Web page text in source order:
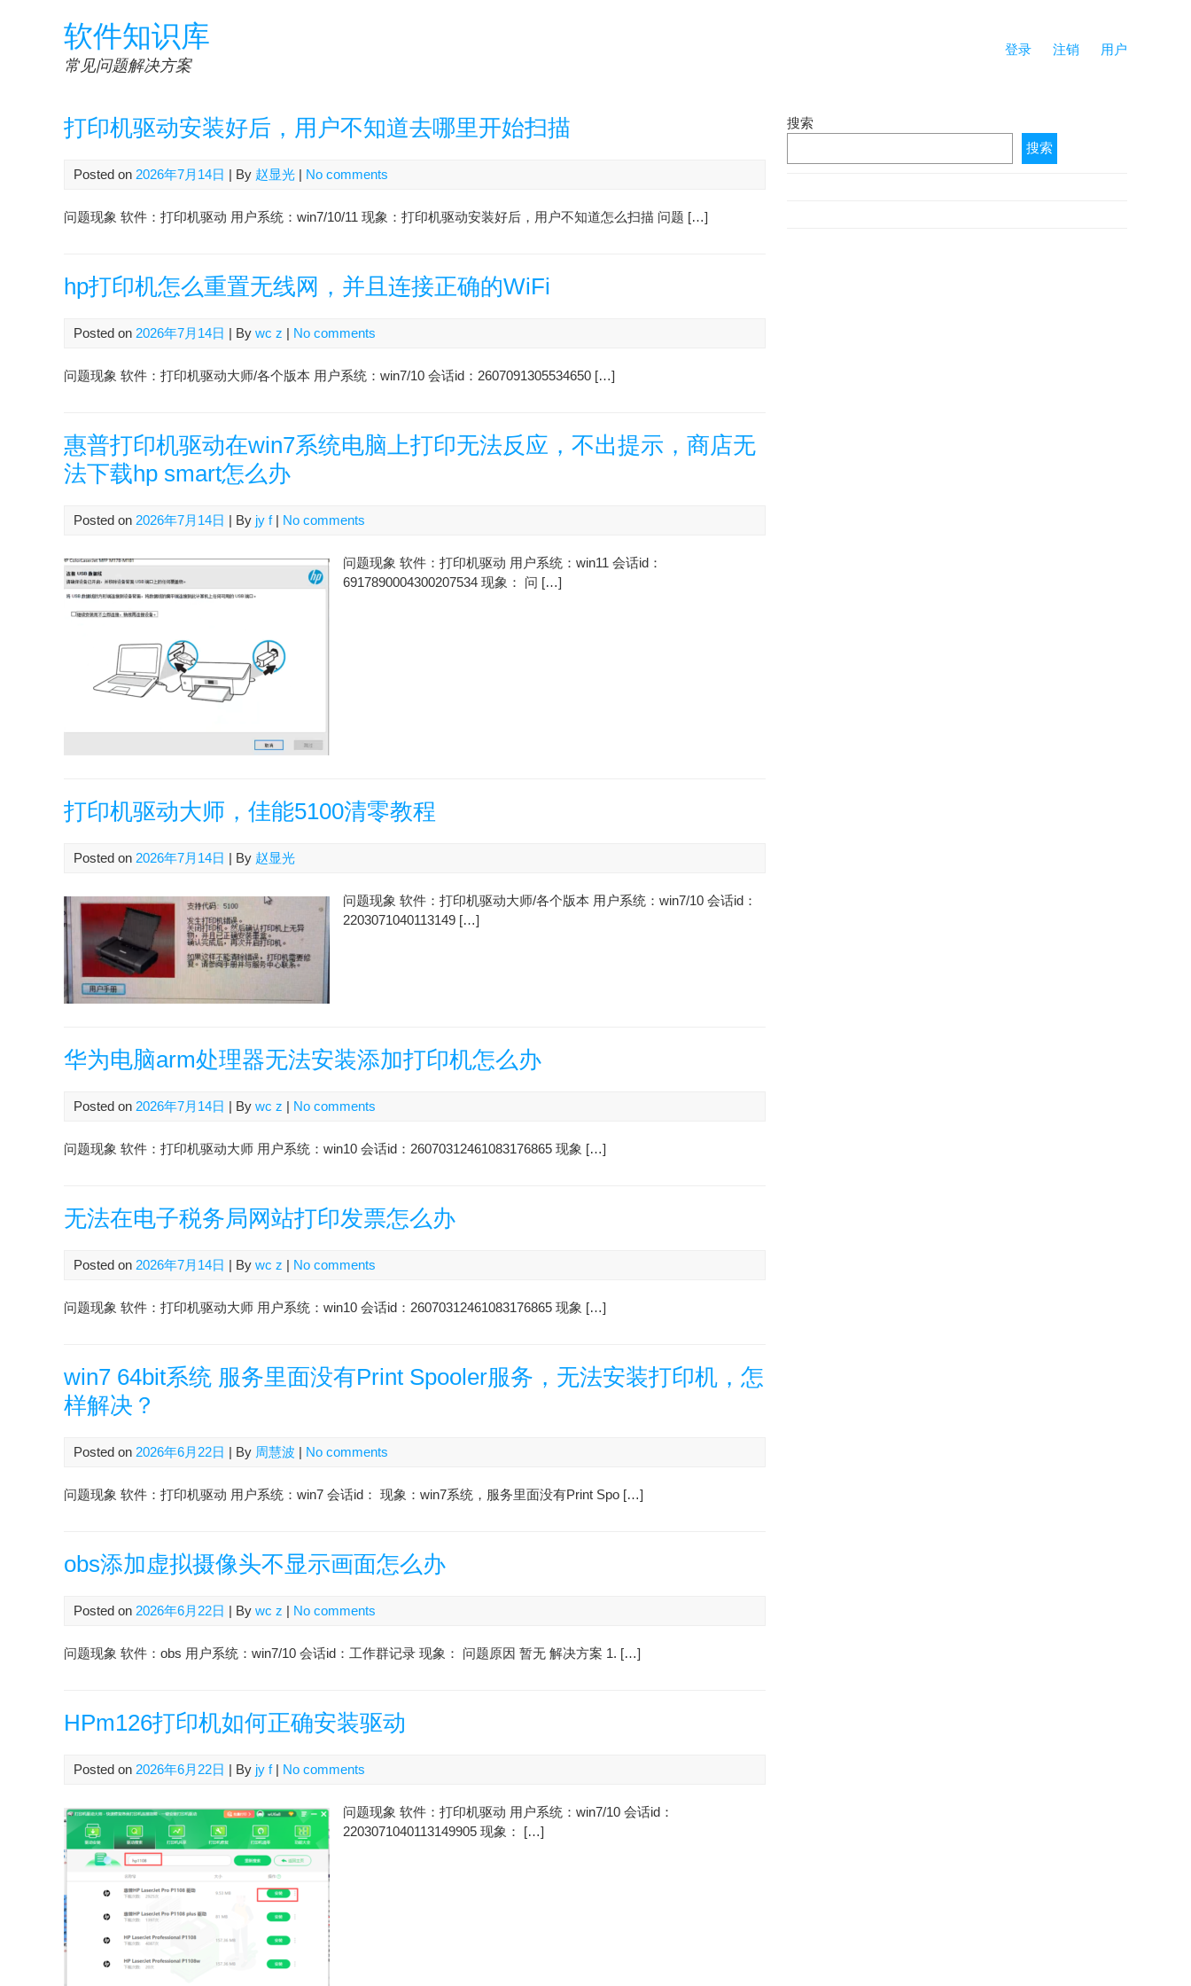
软件知识库
常见问题解决方案
登录 注销 用户
打印机驱动安装好后，用户不知道去哪里开始扫描
Posted on 2026年7月14日 | By 赵显光 | No comments
问题现象 软件：打印机驱动 用户系统：win7/10/11 现象：打印机驱动安装好后，用户不知道怎么扫描 问题 […]
hp打印机怎么重置无线网，并且连接正确的WiFi
Posted on 2026年7月14日 | By wc z | No comments
问题现象 软件：打印机驱动大师/各个版本 用户系统：win7/10 会话id：2607091305534650 […]
惠普打印机驱动在win7系统电脑上打印无法反应，不出提示，商店无
法下载hp smart怎么办
Posted on 2026年7月14日 | By jy f| No comments
问题现象 软件：打印机驱动 用户系统：win11 会话id：
6917890004300207534 现象： 问 […]
打印机驱动大师，佳能5100清零教程
Posted on 2026年7月14日 | By 赵显光
问题现象 软件：打印机驱动大师/各个版本 用户系统：win7/10 会话id：
2203071040113149 […]
华为电脑arm处理器无法安装添加打印机怎么办
Posted on 2026年7月14日 | By wc z | No comments
问题现象 软件：打印机驱动大师 用户系统：win10 会话id：26070312461083176865 现象 […]
无法在电子税务局网站打印发票怎么办
Posted on 2026年7月14日 | By wc z | No comments
问题现象 软件：打印机驱动大师 用户系统：win10 会话id：26070312461083176865 现象 […]
win7 64bit系统 服务里面没有Print Spooler服务，无法安装打印机，怎
样解决？
Posted on 2026年6月22日 | By 周慧波 | No comments
问题现象 软件：打印机驱动 用户系统：win7 会话id： 现象：win7系统，服务里面没有Print Spo […]
obs添加虚拟摄像头不显示画面怎么办
Posted on 2026年6月22日 | By wc z | No comments
问题现象 软件：obs 用户系统：win7/10 会话id：工作群记录 现象： 问题原因 暂无 解决方案 1. […]
HPm126打印机如何正确安装驱动
Posted on 2026年6月22日 | By jy f| No comments
问题现象 软件：打印机驱动 用户系统：win7/10 会话id：
2203071040113149905 现象： […]
搜索
搜索